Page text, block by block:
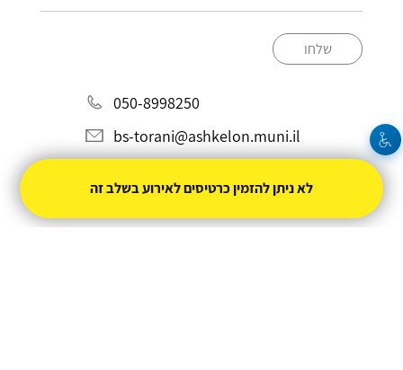
שלחו
050-8998250
bs-torani@ashkelon.muni.il
לא ניתן להזמין כרטיסים לאירוע בשלב זה